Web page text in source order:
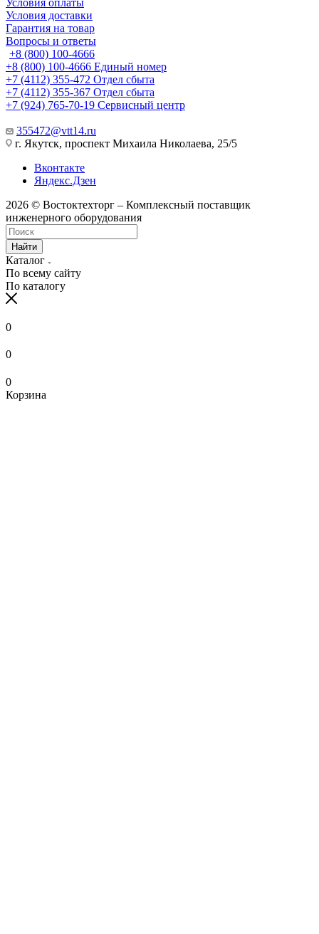
Условия доставки
Гарантия на товар
Вопросы и ответы
+8 (800) 100-4666
+8 (800) 100-4666 Единый номер
+7 (4112) 355-472 Отдел сбыта
+7 (4112) 355-367 Отдел сбыта
+7 (924) 765-70-19 Сервисный центр
355472@vtt14.ru
г. Якутск, проспект Михаила Николаева, 25/5
Вконтакте
Яндекс.Дзен
2026 © Востоктехторг – Комплексный поставщик
инженерного оборудования
Найти
Каталог
По всему сайту
По каталогу
0
0
0
Корзина